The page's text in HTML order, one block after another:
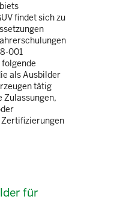
findet sich zu
001
als Ausbilder
tätig
Zulassungen,
für